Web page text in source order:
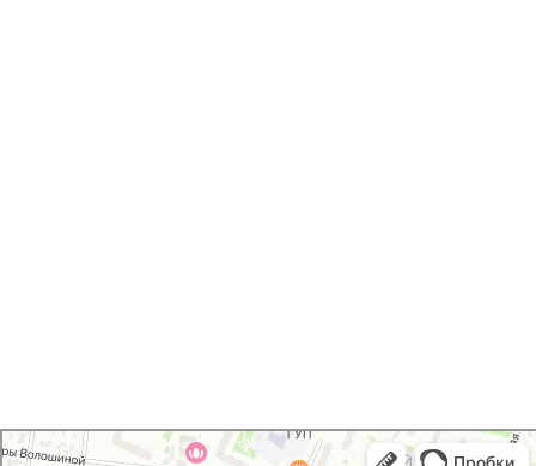
Хаски Принт
Типография в Мытищах